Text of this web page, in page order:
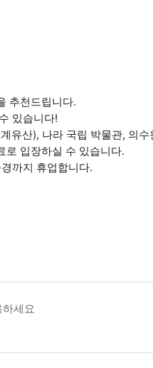
추천드립니다.
있습니다!
유산), 나라 국립 박물관, 의수
로 입장하실 수 있습니다.
까지 휴업합니다.
가능일은 2026년 4월 30일입니
세요